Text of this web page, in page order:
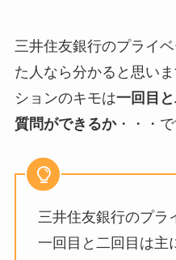
三井住友銀行のプライ
た人なら分かると思い
ションのキモは一回目
質問ができるか・・・で
三井住友銀行のプラ
一回目と二回目は主